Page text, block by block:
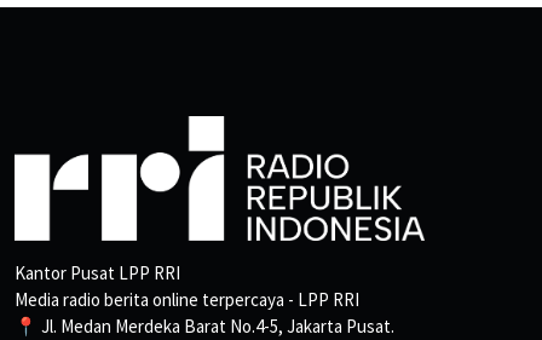
Kantor Pusat LPP RRI
Media radio berita online terpercaya - LPP RRI
📍 Jl. Medan Merdeka Barat No.4-5, Jakarta Pusat.